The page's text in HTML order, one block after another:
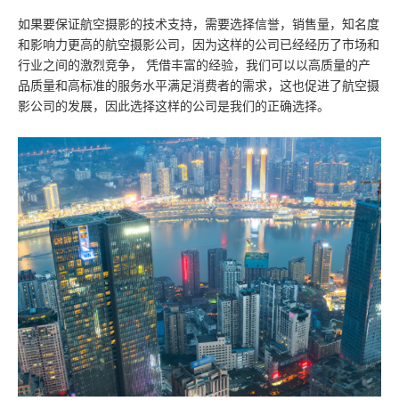
如果要保证航空摄影的技术支持，需要选择信誉，销售量，知名度
和影响力更高的航空摄影公司，因为这样的公司已经经历了市场和
行业之间的激烈竞争， 凭借丰富的经验，我们可以以高质量的产
品质量和高标准的服务水平满足消费者的需求，这也促进了航空摄
影公司的发展，因此选择这样的公司是我们的正确选择。